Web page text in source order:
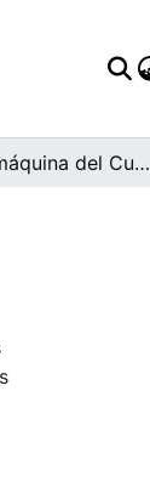
Primera máquina del Cuerpo de Bomberos